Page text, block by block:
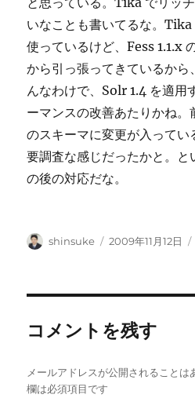
いなことも書いてるな。Tika
使っているけど、Fess 1.1.x
から引っ張ってきているから
んなわけで、Solr 1.4 を適用
ーマンスの改善あたりかね
のスキーマに変更が入ってい
要調査な感じだったかと。と
の後の対応だな。
投
shinsuke
投
2009年11月12日
コメントを残す
メールアドレスが公開されることは
欄は必須項目です